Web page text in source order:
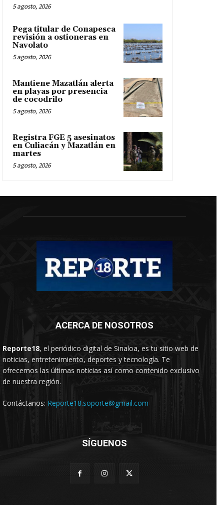
5 agosto, 2026
Pega titular de Conapesca
revisión a ostioneras en
Navolato
5 agosto, 2026
Mantiene Mazatlán alerta
en playas por presencia
de cocodrilo
5 agosto, 2026
Registra FGE 5 asesinatos
en Culiacán y Mazatlán en
martes
5 agosto, 2026
ACERCA DE NOSOTROS
Reporte18, el periódico digital de Sinaloa, es tu sitio web de
noticias, entretenimiento, deportes y tecnología. Te
ofrecemos las últimas noticias así como contenido exclusivo
de nuestra región.
Contáctanos: Reporte18.soporte@gmail.com
SÍGUENOS